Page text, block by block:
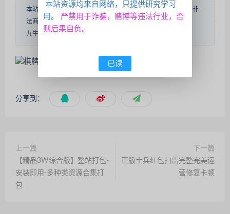
本站源码仅做学术研究，自娱自乐使用，不得用于赌博性质的非
法商业用途！转载请说明出处！
内容投诉
九牛源码»H5红包扫雷游戏
分享到：
上一篇
【精品3W综合版】整站打包-
安装即用-多种类资源合集打
包
下一篇
正版士兵红包扫雷完整完美运
营修复卡顿
本站资源均来自网络，只提供研究学习
用。
严禁用于诈骗，赌博等违法行业，否
则后果自负。
已读